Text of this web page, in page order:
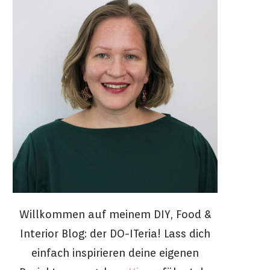
Willkommen auf meinem DIY, Food &
Interior Blog: der DO-ITeria! Lass dich
einfach inspirieren deine eigenen